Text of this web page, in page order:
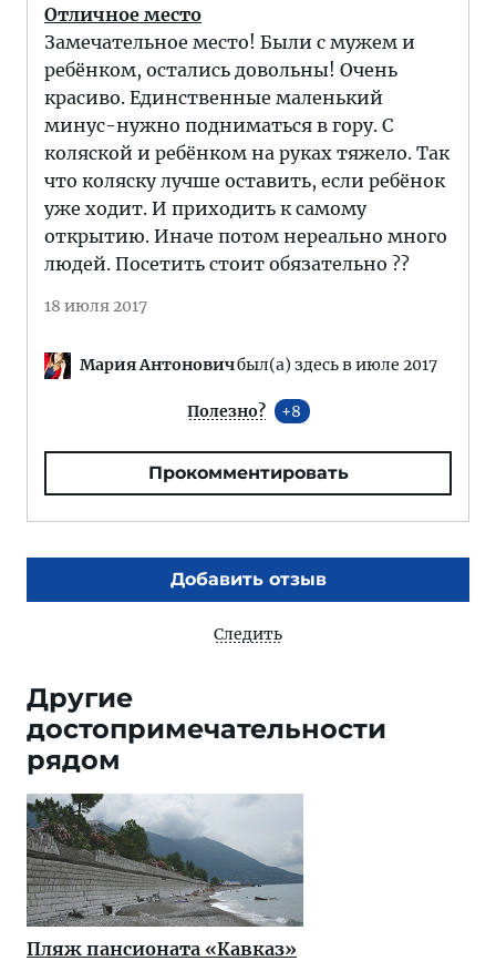
Отличное место
Замечательное место! Были с мужем и
ребёнком, остались довольны! Очень
красиво. Единственные маленький
минус-нужно подниматься в гору. С
коляской и ребёнком на руках тяжело. Так
что коляску лучше оставить, если ребёнок
уже ходит. И приходить к самому
открытию. Иначе потом нереально много
людей. Посетить стоит обязательно ??
18 июля 2017
Мария Антоновичбыл(а) здесь в июле 2017
Полезно? 8
Прокомментировать
Добавить отзыв
Следить
Другие
достопримечательности
рядом
Пляж пансионата «Кавказ»